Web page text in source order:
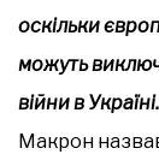
оскільки
можуть
війни в Україні.
Макрон